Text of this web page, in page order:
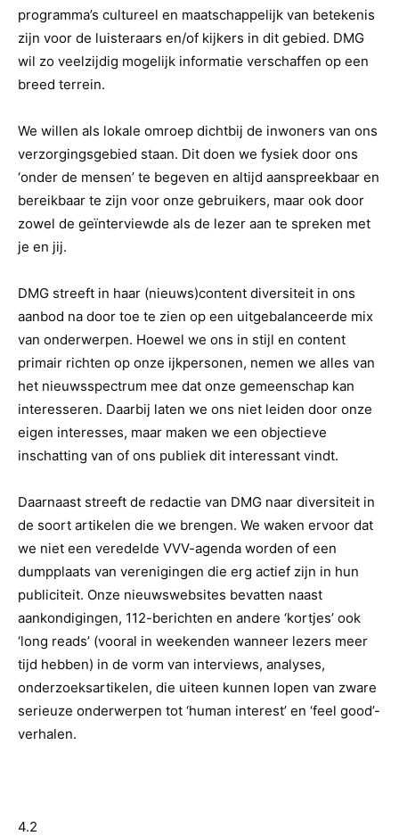
programma’s cultureel en maatschappelijk van betekenis
zijn voor de luisteraars en/of kijkers in dit gebied. DMG
wil zo veelzijdig mogelijk informatie verschaffen op een
breed terrein.
We willen als lokale omroep dichtbij de inwoners van ons
verzorgingsgebied staan. Dit doen we fysiek door ons
‘onder de mensen’ te begeven en altijd aanspreekbaar en
bereikbaar te zijn voor onze gebruikers, maar ook door
zowel de geïnterviewde als de lezer aan te spreken met
je en jij.
DMG streeft in haar (nieuws)content diversiteit in ons
aanbod na door toe te zien op een uitgebalanceerde mix
van onderwerpen. Hoewel we ons in stijl en content
primair richten op onze ijkpersonen, nemen we alles van
het nieuwsspectrum mee dat onze gemeenschap kan
interesseren. Daarbij laten we ons niet leiden door onze
eigen interesses, maar maken we een objectieve
inschatting van of ons publiek dit interessant vindt.
Daarnaast streeft de redactie van DMG naar diversiteit in
de soort artikelen die we brengen. We waken ervoor dat
we niet een veredelde VVV-agenda worden of een
dumpplaats van verenigingen die erg actief zijn in hun
publiciteit. Onze nieuwswebsites bevatten naast
aankondigingen, 112-berichten en andere ‘kortjes’ ook
‘long reads’ (vooral in weekenden wanneer lezers meer
tijd hebben) in de vorm van interviews, analyses,
onderzoeksartikelen, die uiteen kunnen lopen van zware
serieuze onderwerpen tot ‘human interest’ en ‘feel good’-
verhalen.
4.2